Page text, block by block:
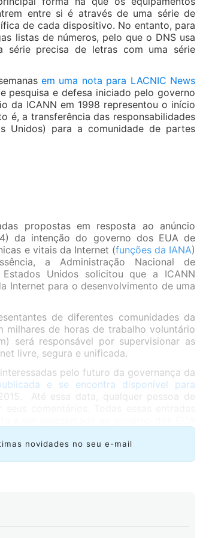
entre si é através de uma série de
de cada dispositivo. No entanto, para
listas de números, pelo que o DNS usa
série precisa de letras com uma série
em uma nota para LACNIC News
pesquisa e defesa iniciado pelo governo
da ICANN em 1998 representou o início
é, a transferência das responsabilidades
Unidos) para a comunidade de partes
propostas em resposta ao anúncio
da intenção do governo dos EUA de
e vitais da Internet (funções da IANA)
a Administração Nacional de
Unidos solicitou que a ICANN
Internet para o desenvolvimento de uma
de diferentes comunidades da
de horas de trabalho voluntário
será responsável por supervisionar as
livre, segura e unificada.
pelo futuro da governança da
e se encontra disponível para
Até essa data, qualquer pessoa de
novidades no seu e-mail